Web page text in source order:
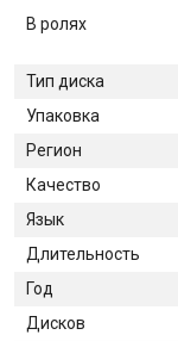
В ролях
Тип диска
Упаковка
Регион
Качество
Язык
Длительность
Год
Дисков